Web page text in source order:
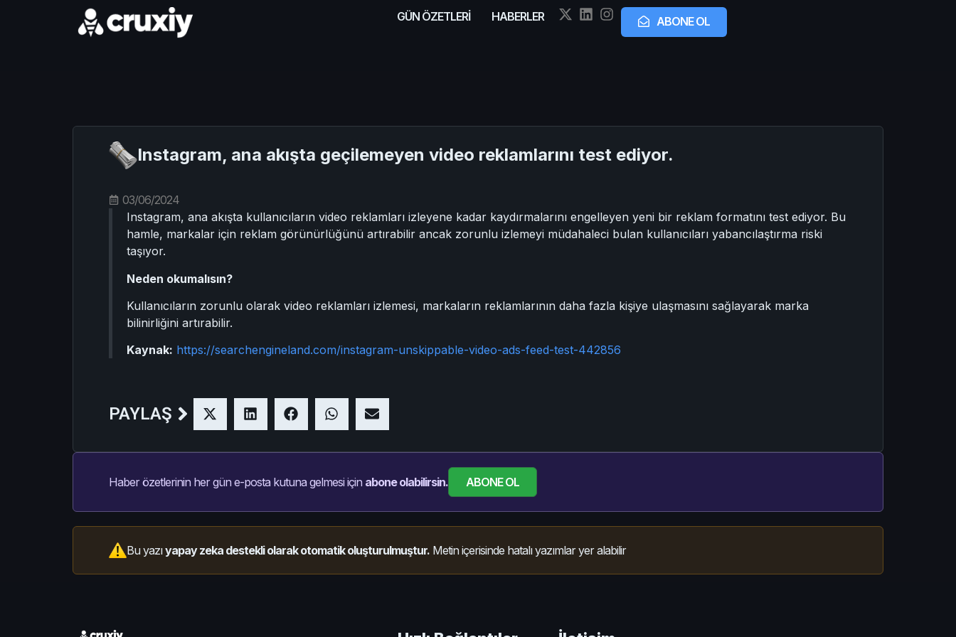
GÜN ÖZETLERİ HABERLER ABONE OL
Instagram, ana akışta geçilemeyen video reklamlarını test ediyor.
03/06/2024
Instagram, ana akışta kullanıcıların video reklamları izleyene kadar kaydırmalarını engelleyen yeni bir reklam formatını test ediyor. Bu
hamle, markalar için reklam görünürlüğünü artırabilir ancak zorunlu izlemeyi müdahaleci bulan kullanıcıları yabancılaştırma riski
taşıyor.
Neden okumalısın?
Kullanıcıların zorunlu olarak video reklamları izlemesi, markaların reklamlarının daha fazla kişiye ulaşmasını sağlayarak marka
bilinirliğini artırabilir.
Kaynak: https://searchengineland.com/instagram-unskippable-video-ads-feed-test-442856
PAYLAŞ
Haber özetlerinin her gün e-posta kutuna gelmesi için abone olabilirsin. ABONE OL
Bu yazıyapay zeka destekli olarak otomatik oluşturulmuştur. Metin içerisinde hatalı yazımlar yer alabilir